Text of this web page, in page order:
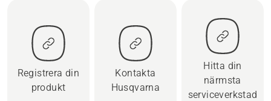
Registrera din
produkt
Kontakta
Husqvarna
Hitta din
närmsta
serviceverkstad